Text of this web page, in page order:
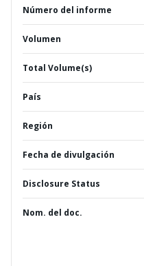
Número del informe
Volumen
Total Volume(s)
País
Región
Fecha de divulgación
Disclosure Status
Nom. del doc.